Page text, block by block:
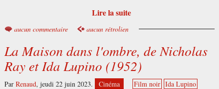
Lire la suite
aucun commentaire aucun rétrolien
La Maison dans l'ombre, de Nicholas
Ray et Ida Lupino (1952)
Par Renaud, jeudi 22 juin 2023. Cinéma Film noir Ida Lupino